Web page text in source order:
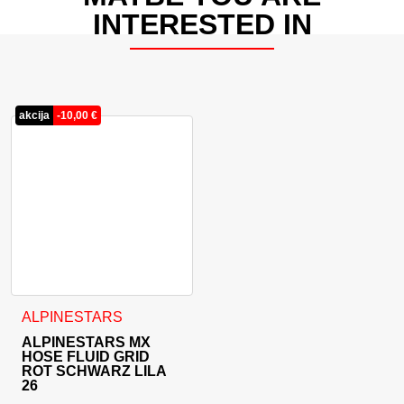
INTERESTED IN
akcija -10,00 €
ALPINESTARS
ALPINESTARS MX
HOSE FLUID GRID
ROT SCHWARZ LILA
26
Dieses Produkt weist mehrere Varianten auf. Die Optionen